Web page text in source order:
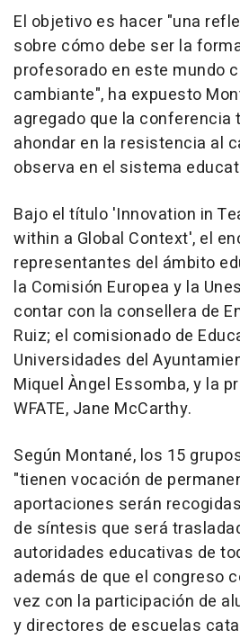
El objetivo es hacer "una
sobre cómo debe ser la
profesorado en este mundo
cambiante", ha expuesto
agregado que la conferencia
ahondar en la resistencia al
observa en el sistema
Bajo el título 'Innovation in
within a Global Context', el
representantes del ámbito
la Comisión Europea y la
contar con la consellera de
Ruiz; el comisionado de
Universidades del
Miquel Àngel Essomba, y la
WFATE, Jane McCarthy.
Según Montané, los 15
"tienen vocación de
aportaciones serán
de síntesis que será
autoridades educativas de
además de que el congreso
vez con la participación de
y directores de escuelas